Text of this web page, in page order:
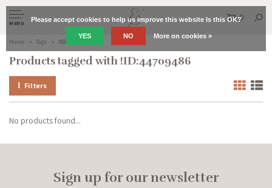
MENU
0
Home Tags !ID:44709486
Products tagged with !ID:44709486
Filters
No products found...
Sign up for our newsletter
Please accept cookies to help us improve this website Is this OK?
YES NO More on cookies »